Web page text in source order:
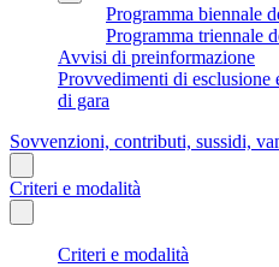
Programma biennale
Programma triennale
Avvisi di preinformazione
Provvedimenti di esclusione
di gara
Sovvenzioni, contributi, sussidi,
Criteri e modalità
Criteri e modalità